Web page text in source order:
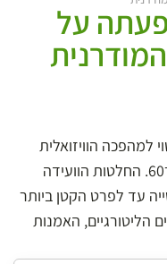
2 והשפעתה על
למהפכה הוויזואלית
בעקבות ועידת ותיקן השנייה בשנות ה־60. החלטות הוועידה
עד לפרט הקטן ביותר
הליטורגיים, האמנות